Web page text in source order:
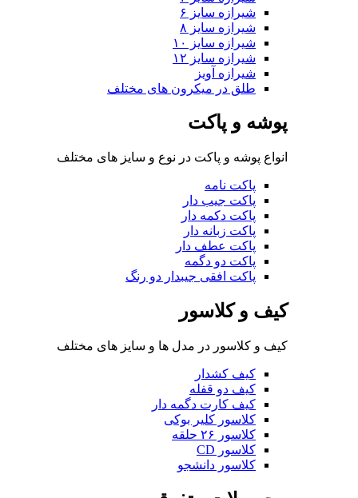
شیرازه سایز ۶
شیرازه سایز ۸
شیرازه سایز ۱۰
شیرازه سایز ۱۲
شیرازه آویز
طلق در میکرون های مختلف
پوشه و پاکت
انواع پوشه و پاکت در نوع و سایز های مختلف
پاکت نامه
پاکت جیب دار
پاکت دکمه دار
پاکت زبانه دار
پاکت عطف دار
پاکت دو دگمه
پاکت افقی جیبدار دو رنگ
کیف و کلاسور
کیف و کلاسور در مدل ها و سایز های مختلف
کیف کشدار
کیف دو قفله
کیف کارت دگمه دار
کلاسور کلیر بوکی
کلاسور ۲۶ حلقه
کلاسور CD
کلاسور دانشجو